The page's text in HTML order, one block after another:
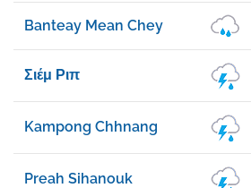
Banteay Mean Chey
Σιέμ Ριπ
Kampong Chhnang
Preah Sihanouk